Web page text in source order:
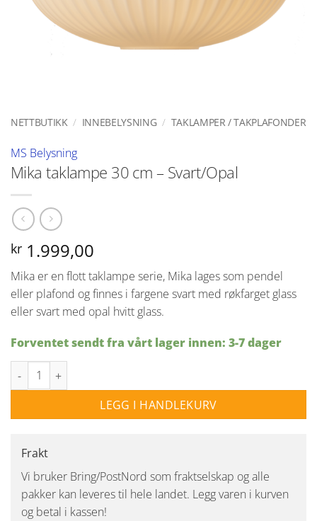
NETTBUTIKK / INNEBELYSNING / TAKLAMPER / TAKPLAFONDER
MS Belysning
Mika taklampe 30 cm – Svart/Opal
kr 1.999,00
Mika er en flott taklampe serie, Mika lages som pendel
eller plafond og finnes i fargene svart med røkfarget glass
eller svart med opal hvitt glass.
Forventet sendt fra vårt lager innen: 3-7 dager
Mika taklampe 30 cm - Svart/Opal antall
LEGG I HANDLEKURV
Frakt
Vi bruker Bring/PostNord som fraktselskap og alle
pakker kan leveres til hele landet. Legg varen i kurven
og betal i kassen!